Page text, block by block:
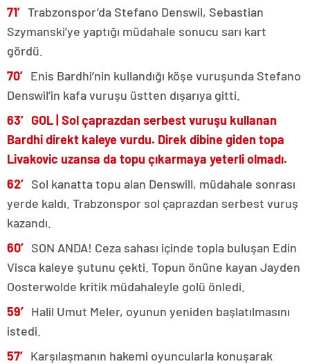
71′ Trabzonspor’da Stefano Denswil, Sebastian
Szymanski’ye yaptığı müdahale sonucu sarı kart
gördü.
70′ Enis Bardhi’nin kullandığı köşe vuruşunda Stefano
Denswil’in kafa vuruşu üstten dışarıya gitti.
63′ GOL | Sol çaprazdan serbest vuruşu kullanan
Bardhi direkt kaleye vurdu. Direk dibine giden topa
Livakovic uzansa da topu çıkarmaya yeterli olmadı.
62′ Sol kanatta topu alan Denswill, müdahale sonrası
yerde kaldı. Trabzonspor sol çaprazdan serbest vuruş
kazandı.
60′ SON ANDA! Ceza sahası içinde topla buluşan Edin
Visca kaleye şutunu çekti. Topun önüne kayan Jayden
Oosterwolde kritik müdahaleyle golü önledi.
59′ Halil Umut Meler, oyunun yeniden başlatılmasını
istedi.
57′ Karşılaşmanın hakemi oyuncularla konuşarak